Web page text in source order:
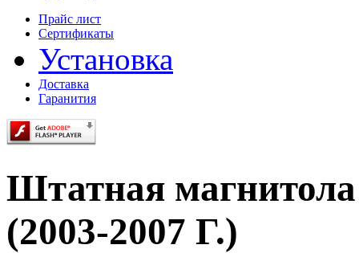
Прайс лист
Сертификаты
Установка
Доставка
Гаранития
Штатная
(2003-2007 Г.)